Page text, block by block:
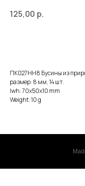
125,00 р.
ПК027НН8 Бусины из
размер: 8 мм, 14 шт.
lwh: 70x50x10 mm
Weight: 10 g